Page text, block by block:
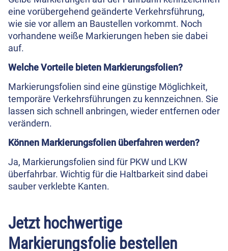
eine vorübergehend geänderte Verkehrsführung,
wie sie vor allem an Baustellen vorkommt. Noch
vorhandene weiße Markierungen heben sie dabei
auf.
Welche Vorteile bieten Markierungsfolien?
Markierungsfolien sind eine günstige Möglichkeit,
temporäre Verkehrsführungen zu kennzeichnen. Sie
lassen sich schnell anbringen, wieder entfernen oder
verändern.
Können Markierungsfolien überfahren werden?
Ja, Markierungsfolien sind für PKW und LKW
überfahrbar. Wichtig für die Haltbarkeit sind dabei
sauber verklebte Kanten.
Jetzt hochwertige
Markierungsfolie bestellen